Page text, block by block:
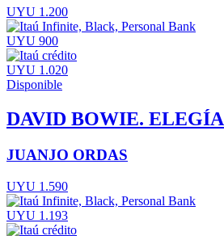
UYU 1.200
UYU 900
UYU 1.020
Disponible
DAVID BOWIE. ELEGÍA
JUANJO ORDAS
UYU 1.590
UYU 1.193